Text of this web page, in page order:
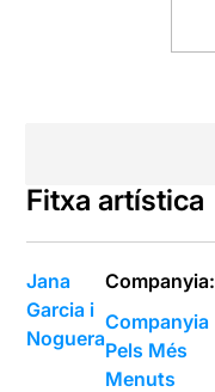
Fitxa artística
Jana
Garcia i
Noguera
Companyia:
Companyia
Pels Més
Menuts